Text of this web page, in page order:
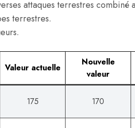
attaques terrestres combiné
terrestres.
Valeur actuelle
Nouvelle
valeur
175 170